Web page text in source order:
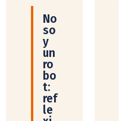
No
so
y
un
ro
bo
t:
ref
le